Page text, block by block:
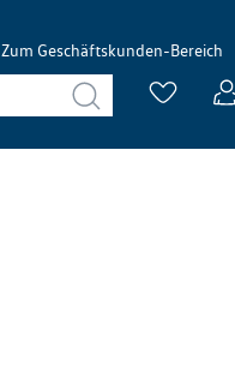
Zum Geschäftskunden-Bereich